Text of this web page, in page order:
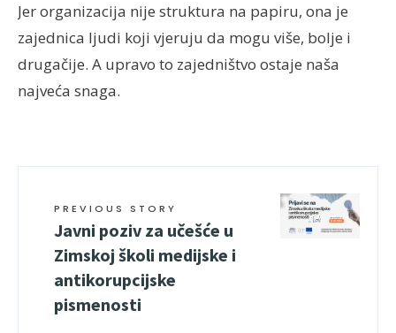
Jer organizacija nije struktura na papiru, ona je
zajednica ljudi koji vjeruju da mogu više, bolje i
drugačije. A upravo to zajedništvo ostaje naša
najveća snaga.
PREVIOUS STORY
Javni poziv za učešće u
Zimskoj školi medijske i
antikorupcijske
pismenosti